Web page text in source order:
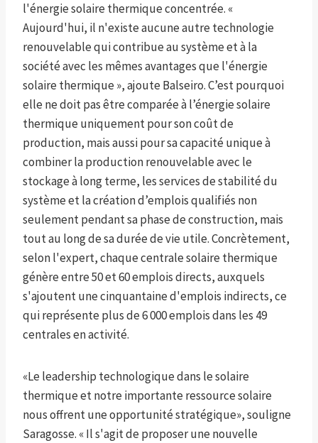
l'énergie solaire thermique concentrée. «
Aujourd'hui, il n'existe aucune autre technologie
renouvelable qui contribue au système et à la
société avec les mêmes avantages que l'énergie
solaire thermique », ajoute Balseiro. C’est pourquoi
elle ne doit pas être comparée à l’énergie solaire
thermique uniquement pour son coût de
production, mais aussi pour sa capacité unique à
combiner la production renouvelable avec le
stockage à long terme, les services de stabilité du
système et la création d’emplois qualifiés non
seulement pendant sa phase de construction, mais
tout au long de sa durée de vie utile. Concrètement,
selon l'expert, chaque centrale solaire thermique
génère entre 50 et 60 emplois directs, auxquels
s'ajoutent une cinquantaine d'emplois indirects, ce
qui représente plus de 6 000 emplois dans les 49
centrales en activité.
«Le leadership technologique dans le solaire
thermique et notre importante ressource solaire
nous offrent une opportunité stratégique», souligne
Saragosse. « Il s'agit de proposer une nouvelle